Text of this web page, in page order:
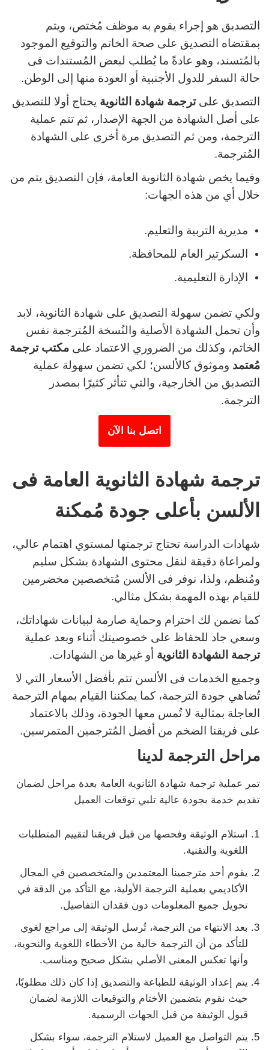
التصديق هو إجراء يقوم به موظف مُختص، ويتم
بمقتضاه التصديق على صحة الخاتم والتوقيع الموجود
بالمُتسند، وهو عادةً ما يُطلب لبعض المُستندات فى
حالة السفر للدول الأجنبية أو العودة منها إلى الوطن.
التصديق علىترجمة شهادة الثانوية يحتاج أولا للتصديق
على أصل الشهادة من الجهة الإصدار، ثم تتم عملية
الترجمة، ومن ثم التصديق مرة أخرى على الشهادة
المُترجمة.
وفيما يخص شهادة الثانوية العامة، فإن التصديق يتم من
خلال أي من هذه الجهات:
مديرية التربية والتعليم.
السكرتير العام للمحافظة.
الإدارة التعليمية.
ولكي تضمن سهولة التصديق على شهادة الثانوية، لابد
وأن تحمل الشهادة الأصلية والنُسخة المُترجمة نفس
الخاتم، وكذلك من الضروري الاعتماد على مكتب ترجمة
مُعتمد وموثوق كالألسن؛ لكي تضمن سهولة عملية
التصديق من الخارجية، والتي تتأثر كثيرًا بمصدر
الترجمة.
اتصل بنا الآن
ترجمة شهادة الثانوية العامة فى
الألسن بأعلى جودة مُمكنة
شهادات الدراسة تحتاج ترجمتها لمستوي اهتمام عالي،
ولمراعاة دقيقة لنقل محتوى الشهادة بشكل سليم
ومُنظم، ولذا، نوفر فى الألسن مُتخصصين مخضرمين
للقيام بهذه المهمة بشكل مثالي.
كما نضمن لك احترام وحماية صارمة لبيانات شهاداتك،
وسعي جاد للحفاظ على خصوصيتك أثناء وبعد عملية
ترجمة الشهادة الثانوية أو غيرها من الشهادات.
وجميع الخدمات فى الألسن تتم بأفضل الأسعار التي لا
تُضاهي جودة الترجمة، كما يمكننا القيام بمهام الترجمة
العاجلة بمثالية لا تُمس معها الجودة، وذلك بالاعتماد
على فريقنا الضخم من أفضل المُترجمين المتمرسين.
مراحل الترجمة لدينا
تمر عملية ترجمة شهادة الثانوية العامة بعدة مراحل لضمان
تقديم خدمة بجودة عالية تلبي توقعات العميل
استلام الوثيقة وفحصها من قبل فريقنا لتقييم المتطلبات
اللغوية والتقنية.
يقوم أحد مترجمينا المعتمدين والمتخصصين في المجال
الأكاديمي بعملية الترجمة الأولية، مع التأكد من الدقة في
تحويل جميع المعلومات دون فقدان التفاصيل.
بعد الانتهاء من الترجمة، تُرسل الوثيقة إلى مراجع لغوي
للتأكد من أن الترجمة خالية من الأخطاء اللغوية والنحوية،
وأنها تعكس المعنى الأصلي بشكل صحيح ومناسب.
يتم إعداد الوثيقة للطباعة والتصديق إذا كان ذلك مطلوبًا،
حيث نقوم بتضمين الأختام والتوقيعات اللازمة لضمان
قبول الوثيقة من قبل الجهات الرسمية.
يتم التواصل مع العميل لاستلام الترجمة، سواء بشكل